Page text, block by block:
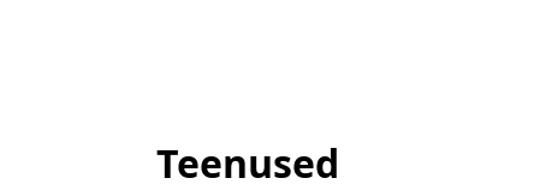
Teenused